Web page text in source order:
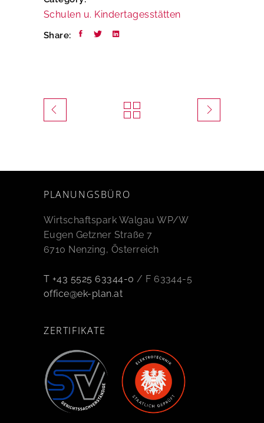
Schulen u. Kindertagesstätten
Share:
PLANUNGSBÜRO
Wirtschaftspark Walgau WP/W
Eugen Getzner Straße 7
6710 Nenzing, Österreich
T +43 5525 63344-0 / F 63344-5
office@ek-plan.at
ZERTIFIKATE